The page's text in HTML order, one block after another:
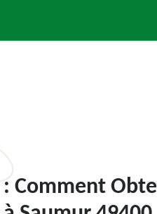
: Comment